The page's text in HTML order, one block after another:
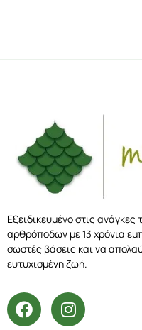
Εξειδικευμένο στις
αρθρόποδων με 13 χρόνια
σωστές βάσεις και να
ευτυχισμένη ζωή.